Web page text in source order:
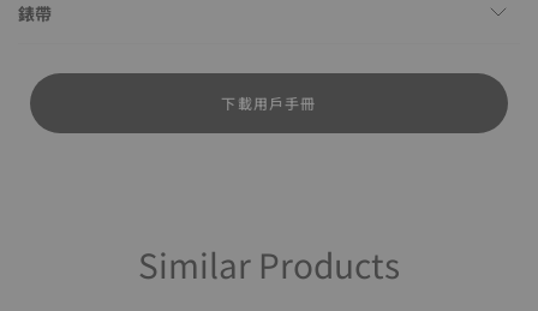
錶帶
下載用戶手冊
Similar Products